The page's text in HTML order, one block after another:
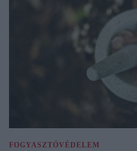
FOGYASZTÓVÉDELEM